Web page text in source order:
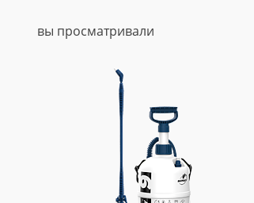
вы просматривали